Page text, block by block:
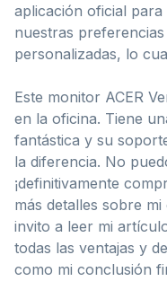
aplicación oficial
nuestras
personalizadas, lo
Este monitor ACER
en la oficina. Tiene
fantástica y su
la diferencia. No
¡definitivamente
más detalles sobre
invito a leer mi
todas las ventajas y
como mi conclusión